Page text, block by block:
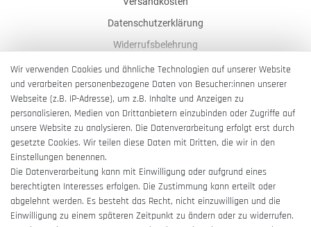
Datenschutzerklärung
Widerrufsbelehrung
AGB
Impressum
Barrierefreiheitserklärung
Vertrag widerrufen
Wir verwenden Cookies und ähnliche Technologien auf unserer Website
und verarbeiten personenbezogene Daten von Besucher:innen unserer
Webseite (z.B. IP-Adresse), um z.B. Inhalte und Anzeigen zu
personalisieren, Medien von Drittanbietern einzubinden oder Zugriffe auf
unsere Website zu analysieren. Die Datenverarbeitung erfolgt erst durch
gesetzte Cookies. Wir teilen diese Daten mit Dritten, die wir in den
Einstellungen benennen.
Die Datenverarbeitung kann mit Einwilligung oder aufgrund eines
berechtigten Interesses erfolgen. Die Zustimmung kann erteilt oder
abgelehnt werden. Es besteht das Recht, nicht einzuwilligen und die
Einwilligung zu einem späteren Zeitpunkt zu ändern oder zu widerrufen.